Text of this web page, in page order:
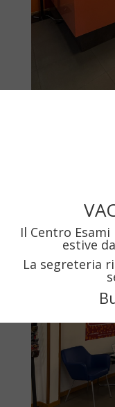
Il Centro
estive
La segreteria